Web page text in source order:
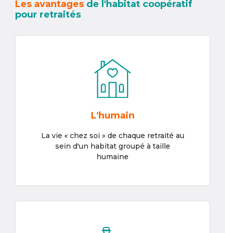
Les avantages de l'habitat coopératif
pour retraités
L'humain
La vie « chez soi » de chaque retraité au
sein d'un habitat groupé à taille
humaine